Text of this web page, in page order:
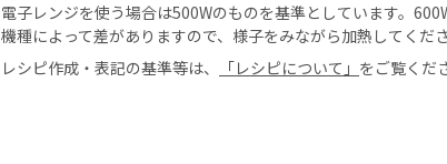
子レンジを使う場合は500Wのものを基準としています。
種によって差がありますので、様子をみながら加熱してくださ
シピ作成・表記の基準等は、
「レシピについて」 をご覧くだ